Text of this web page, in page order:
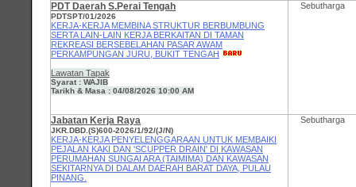
PDT Daerah S.Perai Tengah
PDTSPT/01/2026
KERJA-KERJA MEMBINA STRUKTUR BERBUMBUNG
SERTA LAIN-LAIN KERJA BERKAITAN DI TAMAN
REKREASI BERSEBELAHAN PASAR AWAM
PERKAMPUNGAN JURU, BUKIT TENGAH
Lawatan Tapak
Syarat : WAJIB
Tarikh & Masa : 04/08/2026 10:00 AM
Sebutharga
Jabatan Kerja Raya
JKR.DBD.(S)600-2026/1/92/(J/N)
KERJA-KERJA PENYELENGGARAAN UNTUK MEMBAIKI
PEJALAN KAKI DAN 'SCUPPER DRAIN' DI KAWASAN
PERUMAHAN SUNGAI ARA (TAIMIMA) DAN KAWASAN
SEKITARNYA DI DALAM DAERAH BARAT DAYA, PULAU
PINANG.
Sebutharga